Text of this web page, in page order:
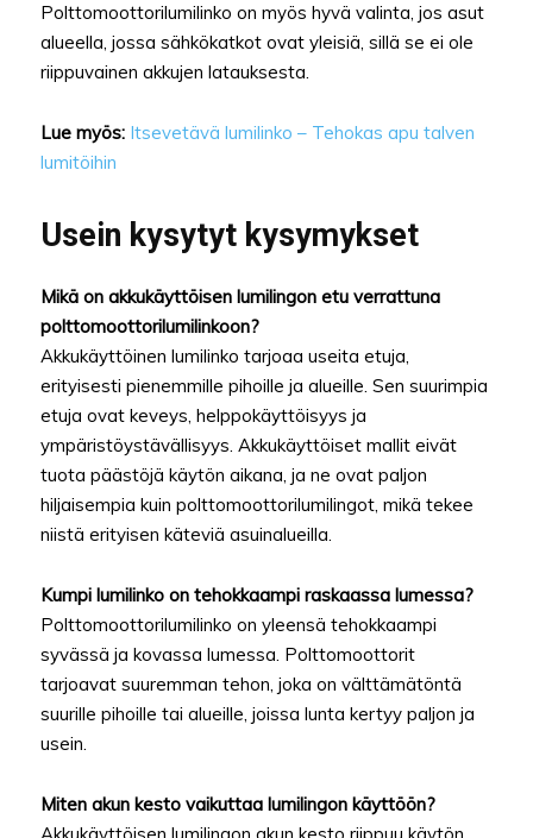
Polttomoottorilumilinko on myös hyvä valinta, jos asut
alueella, jossa sähkökatkot ovat yleisiä, sillä se ei ole
riippuvainen akkujen latauksesta.
Lue myös: Itsevetävä lumilinko – Tehokas apu talven
lumitöihin
Usein kysytyt kysymykset
Mikä on akkukäyttöisen lumilingon etu verrattuna
polttomoottorilumilinkoon?
Akkukäyttöinen lumilinko tarjoaa useita etuja,
erityisesti pienemmille pihoille ja alueille. Sen suurimpia
etuja ovat keveys, helppokäyttöisyys ja
ympäristöystävällisyys. Akkukäyttöiset mallit eivät
tuota päästöjä käytön aikana, ja ne ovat paljon
hiljaisempia kuin polttomoottorilumilingot, mikä tekee
niistä erityisen käteviä asuinalueilla.
Kumpi lumilinko on tehokkaampi raskaassa lumessa?
Polttomoottorilumilinko on yleensä tehokkaampi
syvässä ja kovassa lumessa. Polttomoottorit
tarjoavat suuremman tehon, joka on välttämätöntä
suurille pihoille tai alueille, joissa lunta kertyy paljon ja
usein.
Miten akun kesto vaikuttaa lumilingon käyttöön?